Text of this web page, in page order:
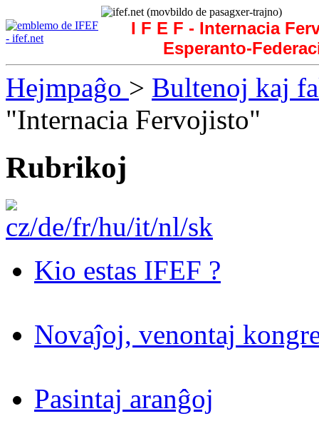
I F E F - Internacia
Esperanto-
Hejmpaĝo > Bultenoj kaj
"Internacia Fervojisto"
Rubrikoj
Kio estas IFEF ?
Novaĵoj, venontaj
Pasintaj aranĝoj